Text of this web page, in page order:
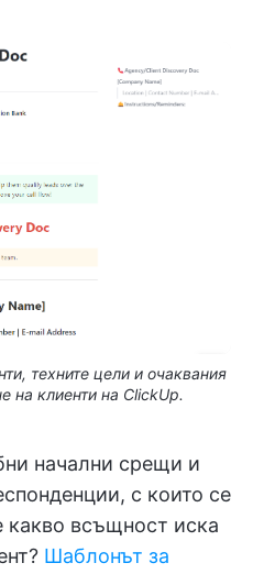
техните цели и очаквания
на клиенти на ClickUp.
начални срещи и
с които се
какво всъщност иска
Шаблонът за